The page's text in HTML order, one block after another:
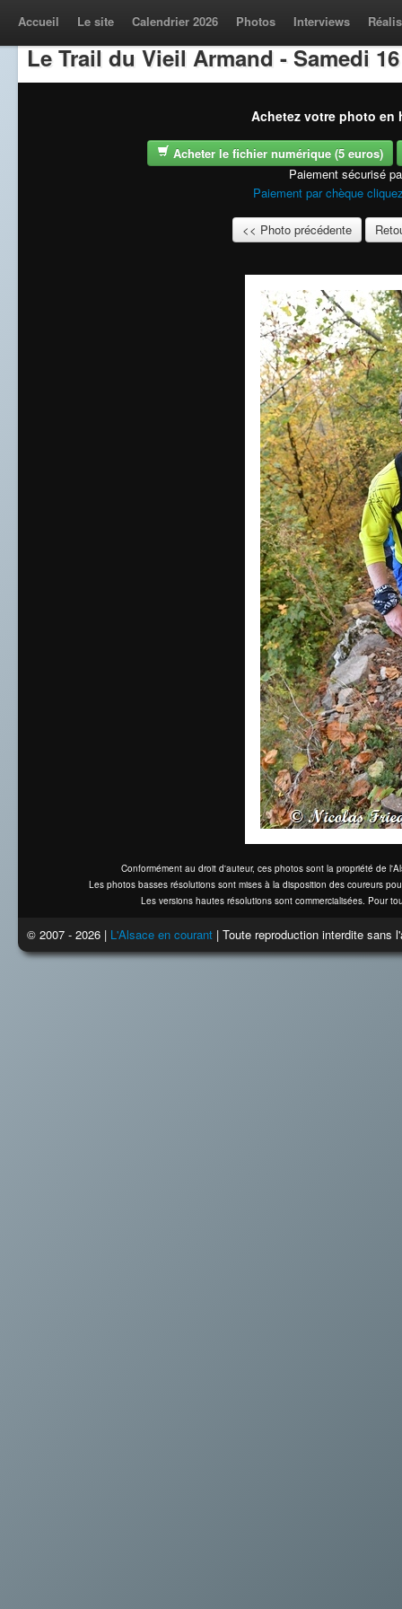
Accueil Le site Calendrier 2026 Photos Interviews
Le Trail du Vieil Armand - Samedi
Achetez votre photo en
Acheter le fichier numérique (5 euros)
Paiement sécurisé
Paiement par chèque
<< Photo précédente
Conformément au droit d'auteur, ces photos sont la propriété de
Les photos basses résolutions sont mises à la disposition des coureurs
Les versions hautes résolutions sont commercialisées. Pour
© 2007 - 2026 | L'Alsace en courant | Toute reproduction interdite sans